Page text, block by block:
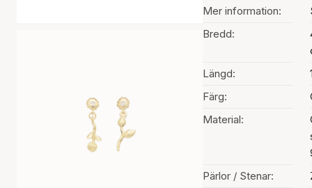
Mer information:
Bredd:
Längd:
Färg:
Material:
Pärlor / Stenar: